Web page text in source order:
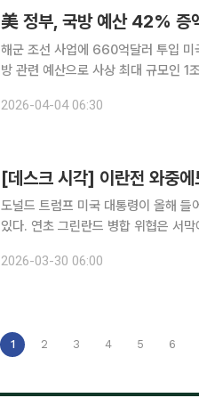
美 정부, 국방 예산 42% 증
해군 조선 사업에 660억달러 투입 미국 백악관이 2027회계연도(2026년 10월~2027년 9월) 국
방 관련 예산으로 사상 최대 규모인
될 전망이다. 3일(현지시간) 블룸
2026-04-04 06:30
[데스크 시각] 이란전 와중
도널드 트럼프 미국 대통령이 올해 들
있다. 연초 그린란드 병합 위협은 서
대한 충격파에 휩싸였다. 세계는 이
2026-03-30 06:00
1 2 3 4 5 6